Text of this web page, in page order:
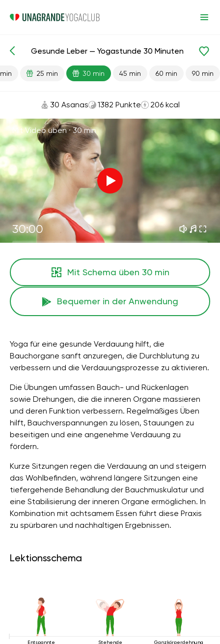
Fertige Lektionen Leber Verdauung
Gesunde Leber — Yogastunde 30 Minuten
25 min 30 min 45 min 60 min 90 min
30 Asanas 1382 Punkte 206 kcal
Mit Video üben ·30 min
30:00
Mit Schema üben 30 min
Bequemer in der Anwendung
Yoga für eine gesunde Verdauung hilft, die
Bauchorgane sanft anzuregen, die Durchblutung zu
verbessern und die Verdauungsprozesse zu aktivieren.
Die Übungen umfassen Bauch- und Rückenlagen
sowie Drehungen, die die inneren Organe massieren
und deren Funktion verbessern. Regelmäßiges Üben
hilft, Bauchverspannungen zu lösen, Stauungen zu
beseitigen und eine angenehme Verdauung zu
fördern.
Kurze Sitzungen regen die Verdauung an und steigern
das Wohlbefinden, während längere Sitzungen eine
tiefergehende Behandlung der Bauchmuskulatur und
eine Stabilisierung der inneren Organe ermöglichen. In
Kombination mit achtsamem Essen führt diese Praxis
zu spürbaren und nachhaltigen Ergebnissen.
Lektionsschema
Entspannte
Stehende
Ganzkörperdehnung